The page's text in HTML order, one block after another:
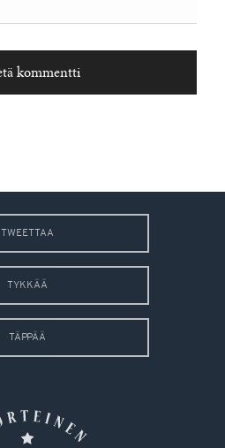
TWEETTAA
TYKKÄÄ
TÄPPÄÄ